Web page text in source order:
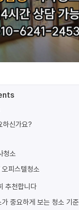
하신가요?
청소
피스텔청소
추천합니다
중요하게 보는 청소 기준